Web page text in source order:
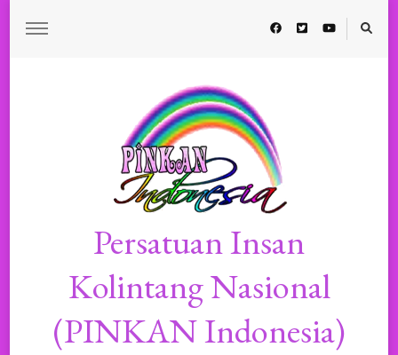
Persatuan Insan
Kolintang Nasional
(PINKAN Indonesia)